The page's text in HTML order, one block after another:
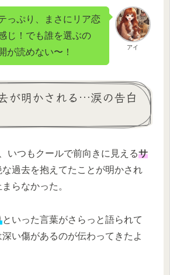
アイ
っぷり、まさにリア恋
じ！でも誰を選ぶの
読めない〜！
が明かされる…涙の告白
いつもクールで前向きに見えるサ
過去を抱えてたことが明かされ
らなかった。
といった言葉がさらっと語られて
い傷があるのが伝わってきたよ